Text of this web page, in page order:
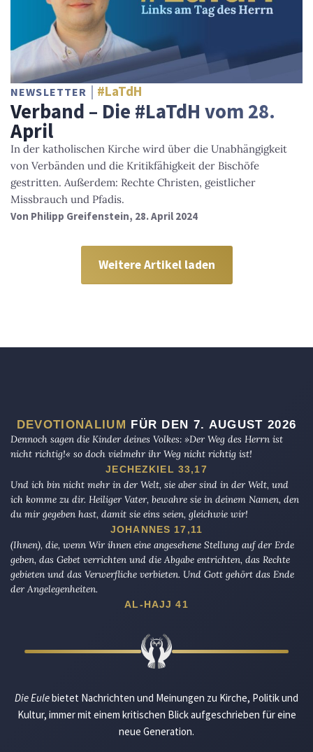
NEWSLETTER #LaTdH
Verband – Die #LaTdH vom 28.
April
In der katholischen Kirche wird über die Unabhängigkeit
von Verbänden und die Kritikfähigkeit der Bischöfe
gestritten. Außerdem: Rechte Christen, geistlicher
Missbrauch und Pfadis.
Von Philipp Greifenstein, 28. April 2024
Weitere Artikel laden
DEVOTIONALIUM FÜR DEN 7. AUGUST 2026
Dennoch sagen die Kinder deines Volkes: »Der Weg des Herrn ist
nicht richtig!« so doch vielmehr ihr Weg nicht richtig ist!
JECHEZKIEL 33,17
Und ich bin nicht mehr in der Welt, sie aber sind in der Welt, und
ich komme zu dir. Heiliger Vater, bewahre sie in deinem Namen, den
du mir gegeben hast, damit sie eins seien, gleichwie wir!
JOHANNES 17,11
(Ihnen), die, wenn Wir ihnen eine angesehene Stellung auf der Erde
geben, das Gebet verrichten und die Abgabe entrichten, das Rechte
gebieten und das Verwerfliche verbieten. Und Gott gehört das Ende
der Angelegenheiten.
AL-HAJJ 41
Die Eulebietet Nachrichten und Meinungen zu Kirche, Politik und
Kultur, immer mit einem kritischen Blick aufgeschrieben für eine
neue Generation.